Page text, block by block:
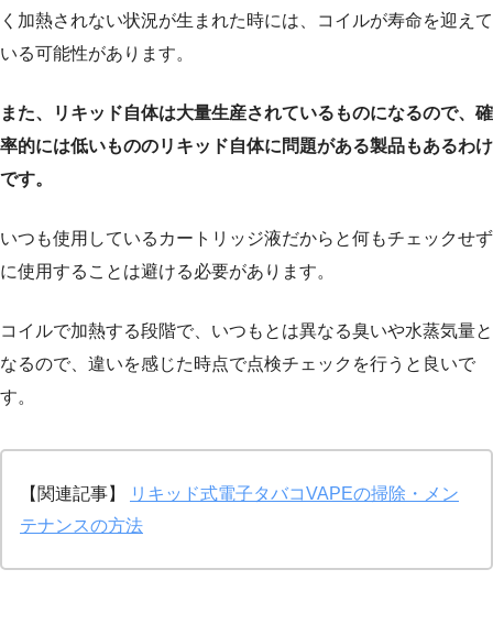
く加熱されない状況が生まれた時には、コイルが寿命を迎えて
いる可能性があります。
また、リキッド自体は大量生産されているものになるので、確
率的には低いもののリキッド自体に問題がある製品もあるわけ
です。
いつも使用しているカートリッジ液だからと何もチェックせず
に使用することは避ける必要があります。
コイルで加熱する段階で、いつもとは異なる臭いや水蒸気量と
なるので、違いを感じた時点で点検チェックを行うと良いで
す。
【関連記事】
リキッド式電子タバコVAPEの掃除・メン
テナンスの方法